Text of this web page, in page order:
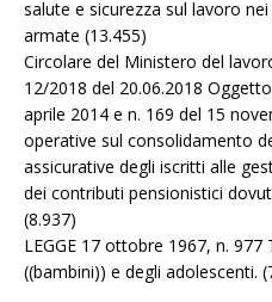
salute e sicurezza sul lavoro
armate (13.455)
Circolare del Ministero del
12/2018 del 20.06.2018
aprile 2014 e n. 169 del 15
operative sul consolidamento
assicurative degli iscritti alle
dei contributi pensionistici
(8.937)
LEGGE 17 ottobre 1967, n.
((bambini)) e degli adolescenti.